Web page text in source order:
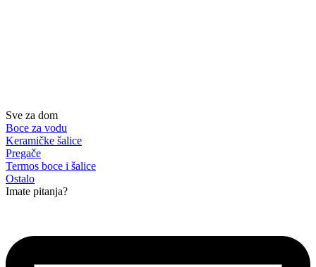
Sve za dom
Boce za vodu
Keramičke šalice
Pregače
Termos boce i šalice
Ostalo
Imate pitanja?